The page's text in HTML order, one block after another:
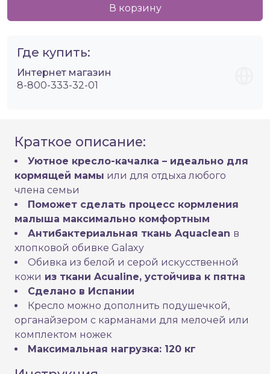
В корзину
Где купить:
Интернет магазин
8-800-333-32-01
Краткое описание:
Уютное кресло-качалка – идеально для
кормящей мамы или для отдыха любого
члена семьи
Поможет сделать процесс кормления
малыша максимально комфортным
Антибактериальная ткань Aquaclean в
хлопковой обивке Galaxy
Обивка из белой и серой искусственной
кожи из ткани Acualine, устойчива к пятна
Сделано в Испании
Кресло можно дополнить подушечкой,
органайзером с карманами для мелочей или
комплектом ножек
Максимальная нагрузка: 120 кг